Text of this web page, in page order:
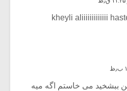
kheyli aliiiiiiiiiiiii
ببشخید می خاستم اگه میه